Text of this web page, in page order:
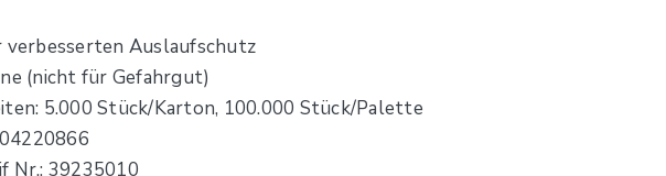
verbesserten Auslaufschutz
(nicht für Gefahrgut)
5.000 Stück/Karton, 100.000 Stück/Palette
Nr.: 39235010